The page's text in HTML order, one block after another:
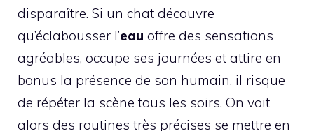
disparaître. Si un chat découvre
qu’éclabousser l’eau offre des sensations
agréables, occupe ses journées et attire en
bonus la présence de son humain, il risque
de répéter la scène tous les soirs. On voit
alors des routines très précises se mettre en